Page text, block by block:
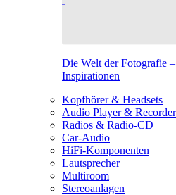
Die Welt der Fotografie
Inspirationen
Kopfhörer & Headsets
Audio Player & Recorder
Radios & Radio-CD
Car-Audio
HiFi-Komponenten
Lautsprecher
Multiroom
Stereoanlagen